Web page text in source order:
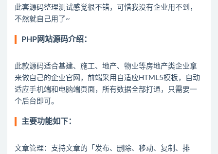
此套源码整理测试感觉很不错，可惜我没有企业用不到，
PHP网站源码介绍：
此款源码适合基建、施工、地产、物业等房地产类企业拿
来做自己的企业官网，前端采用自适应HTML5模板，自动
适应手机端和电脑端页面，所有数据全部打通，只需要一
主要功能如下：
文章管理：支持文章的「发布、删除、移动、复制、排